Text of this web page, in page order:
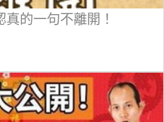
的一句不離開！